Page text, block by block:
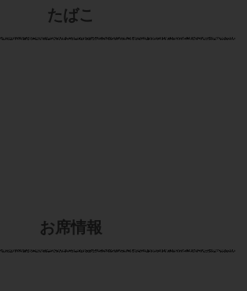
たばこ
お席情報